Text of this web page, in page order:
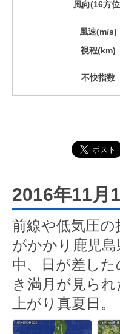
風向(16方
風速(m/s)
視程(km)
不快指数
2016年11月
前線や低気圧
がかかり鹿児
中、日が差し
き満月が見ら
上がり真夏日。